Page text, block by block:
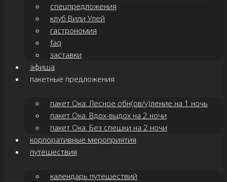
спецпредложения
клуб Вили Улей
гастрономия
faq
заставки
афиша
пакетные предложения
пакет Ока. Лесное обн(ов/у)ление на 1 ночь
пакет Ока. Вдох-выдох на 2 ночи
пакет Ока. Без спешки на 2 ночи
корпоративные мероприятия
путешествия
календарь путешествий